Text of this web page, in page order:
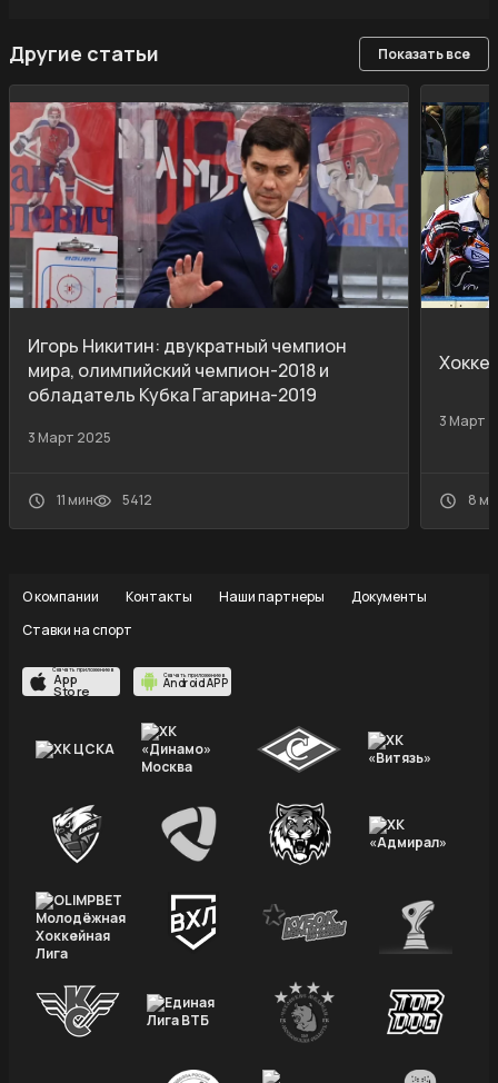
Другие статьи Показать все
Игорь Никитин: двукратный чемпион
мира, олимпийский чемпион-2018 и
обладатель Кубка Гагарина-2019
3 Март 2025
11 мин 5412
3 Март
8
О компании Контакты Наши партнеры
Документы
Ставки на спорт
Скачать приложение в
App
Store
Скачать приложение в
Android APP